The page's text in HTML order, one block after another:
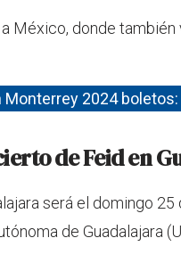
México, donde
Monterrey 2024
de Feid en
será el domingo
de Guadalajara